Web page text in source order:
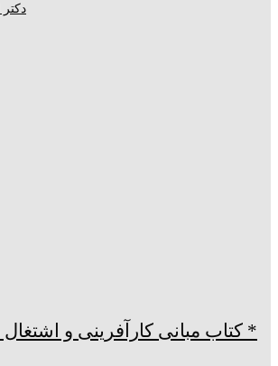
دکتر
* کتاب مبانی کارآفرینی و